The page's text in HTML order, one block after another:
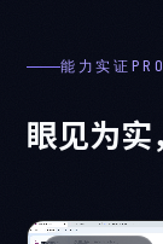
能力实证
眼见为实，